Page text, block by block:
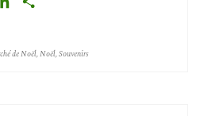
de Noël,Noël,Souvenirs